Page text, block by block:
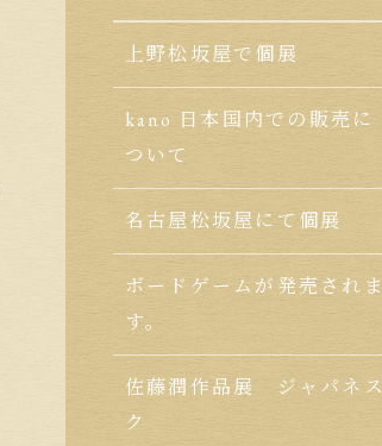
上野松坂屋で個展
kano 日本国内での販売に
ついて
名古屋松坂屋にて個展
ボードゲームが発売されま
す。
佐藤潤作品展 ジャパネス
ク